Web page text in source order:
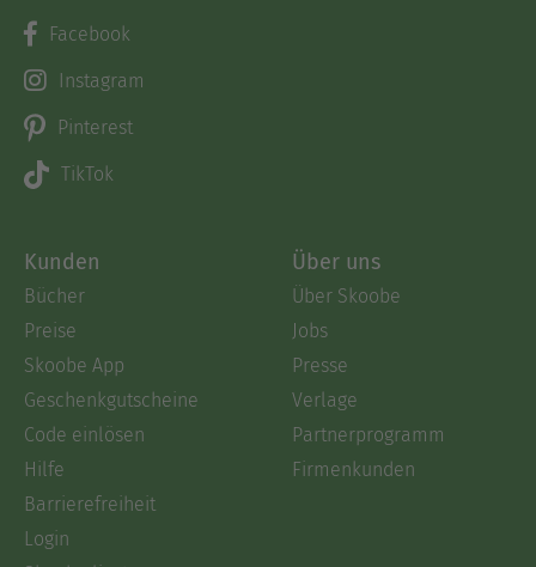
Facebook
Instagram
Pinterest
TikTok
Kunden
Bücher
Preise
Skoobe App
Geschenkgutscheine
Code einlösen
Hilfe
Barrierefreiheit
Login
Über uns
Über Skoobe
Jobs
Presse
Verlage
Partnerprogramm
Firmenkunden